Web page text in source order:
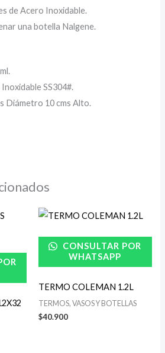
de Acero Inoxidable.
una botella Nalgene.
SS304#.
Diámetro 10 cms Alto.
CONSULTAR POR
WHATSAPP
TERMO COLEMAN 1.2L
TERMOS, VASOS Y BOTELLAS
$40.900